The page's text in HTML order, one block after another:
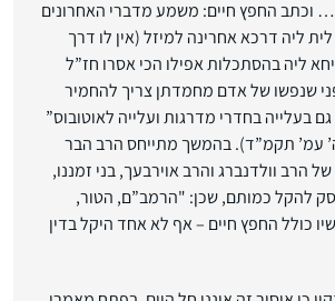
וכתב החפץ חיים: משמע מדברי האחרונים
ליה דרכא אחרינה למיזל (אין לו דרך
ליה בהסתכלות אפילו הכי אסרו חז”ל
שנפשו של אדם מחמדתן צריך להחמיר
בעלייה בחדרי מדרגות ועלייה לאוטובוס”
עמ’ תקמ”ד). בהמשך מתייחס הרב הבר
הרב וולדנברג והרב אוירבעך, בני זמננו,
להקל כמותם, שכן: "הרמב”ם, הטור,
כולל החפץ חיים – אף לא אחד היקל בדין